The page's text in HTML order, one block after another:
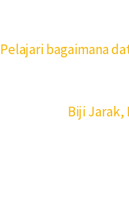
Pelajari bagaimana
Biji Jarak,